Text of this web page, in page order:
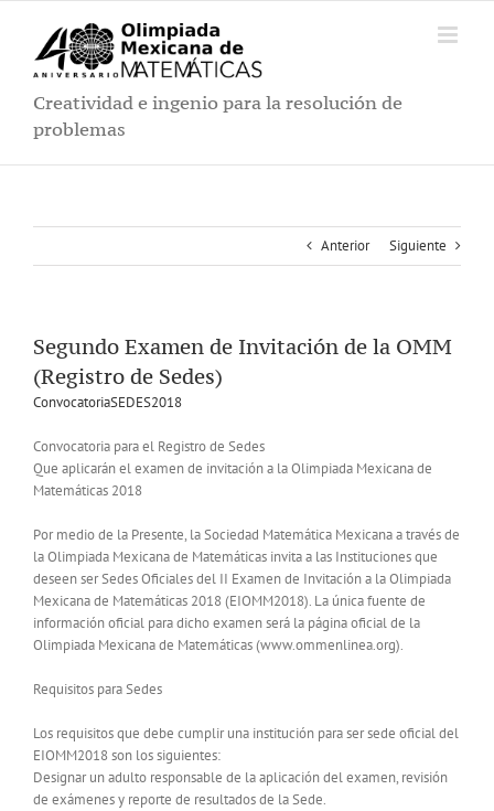
contenido
Creatividad e ingenio para la resolución de
problemas
Anterior Siguiente
Segundo Examen de Invitación de la OMM
(Registro de Sedes)
ConvocatoriaSEDES2018
Convocatoria para el Registro de Sedes
Que aplicarán el examen de invitación a la Olimpiada Mexicana de
Matemáticas 2018
Por medio de la Presente, la Sociedad Matemática Mexicana a través de
la Olimpiada Mexicana de Matemáticas invita a las Instituciones que
deseen ser Sedes Oficiales del II Examen de Invitación a la Olimpiada
Mexicana de Matemáticas 2018 (EIOMM2018). La única fuente de
información oficial para dicho examen será la página oficial de la
Olimpiada Mexicana de Matemáticas (www.ommenlinea.org).
Requisitos para Sedes
Los requisitos que debe cumplir una institución para ser sede oficial del
EIOMM2018 son los siguientes:
Designar un adulto responsable de la aplicación del examen, revisión
de exámenes y reporte de resultados de la Sede.